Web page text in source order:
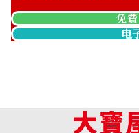
Platinum (Pt900) earrings
免
电